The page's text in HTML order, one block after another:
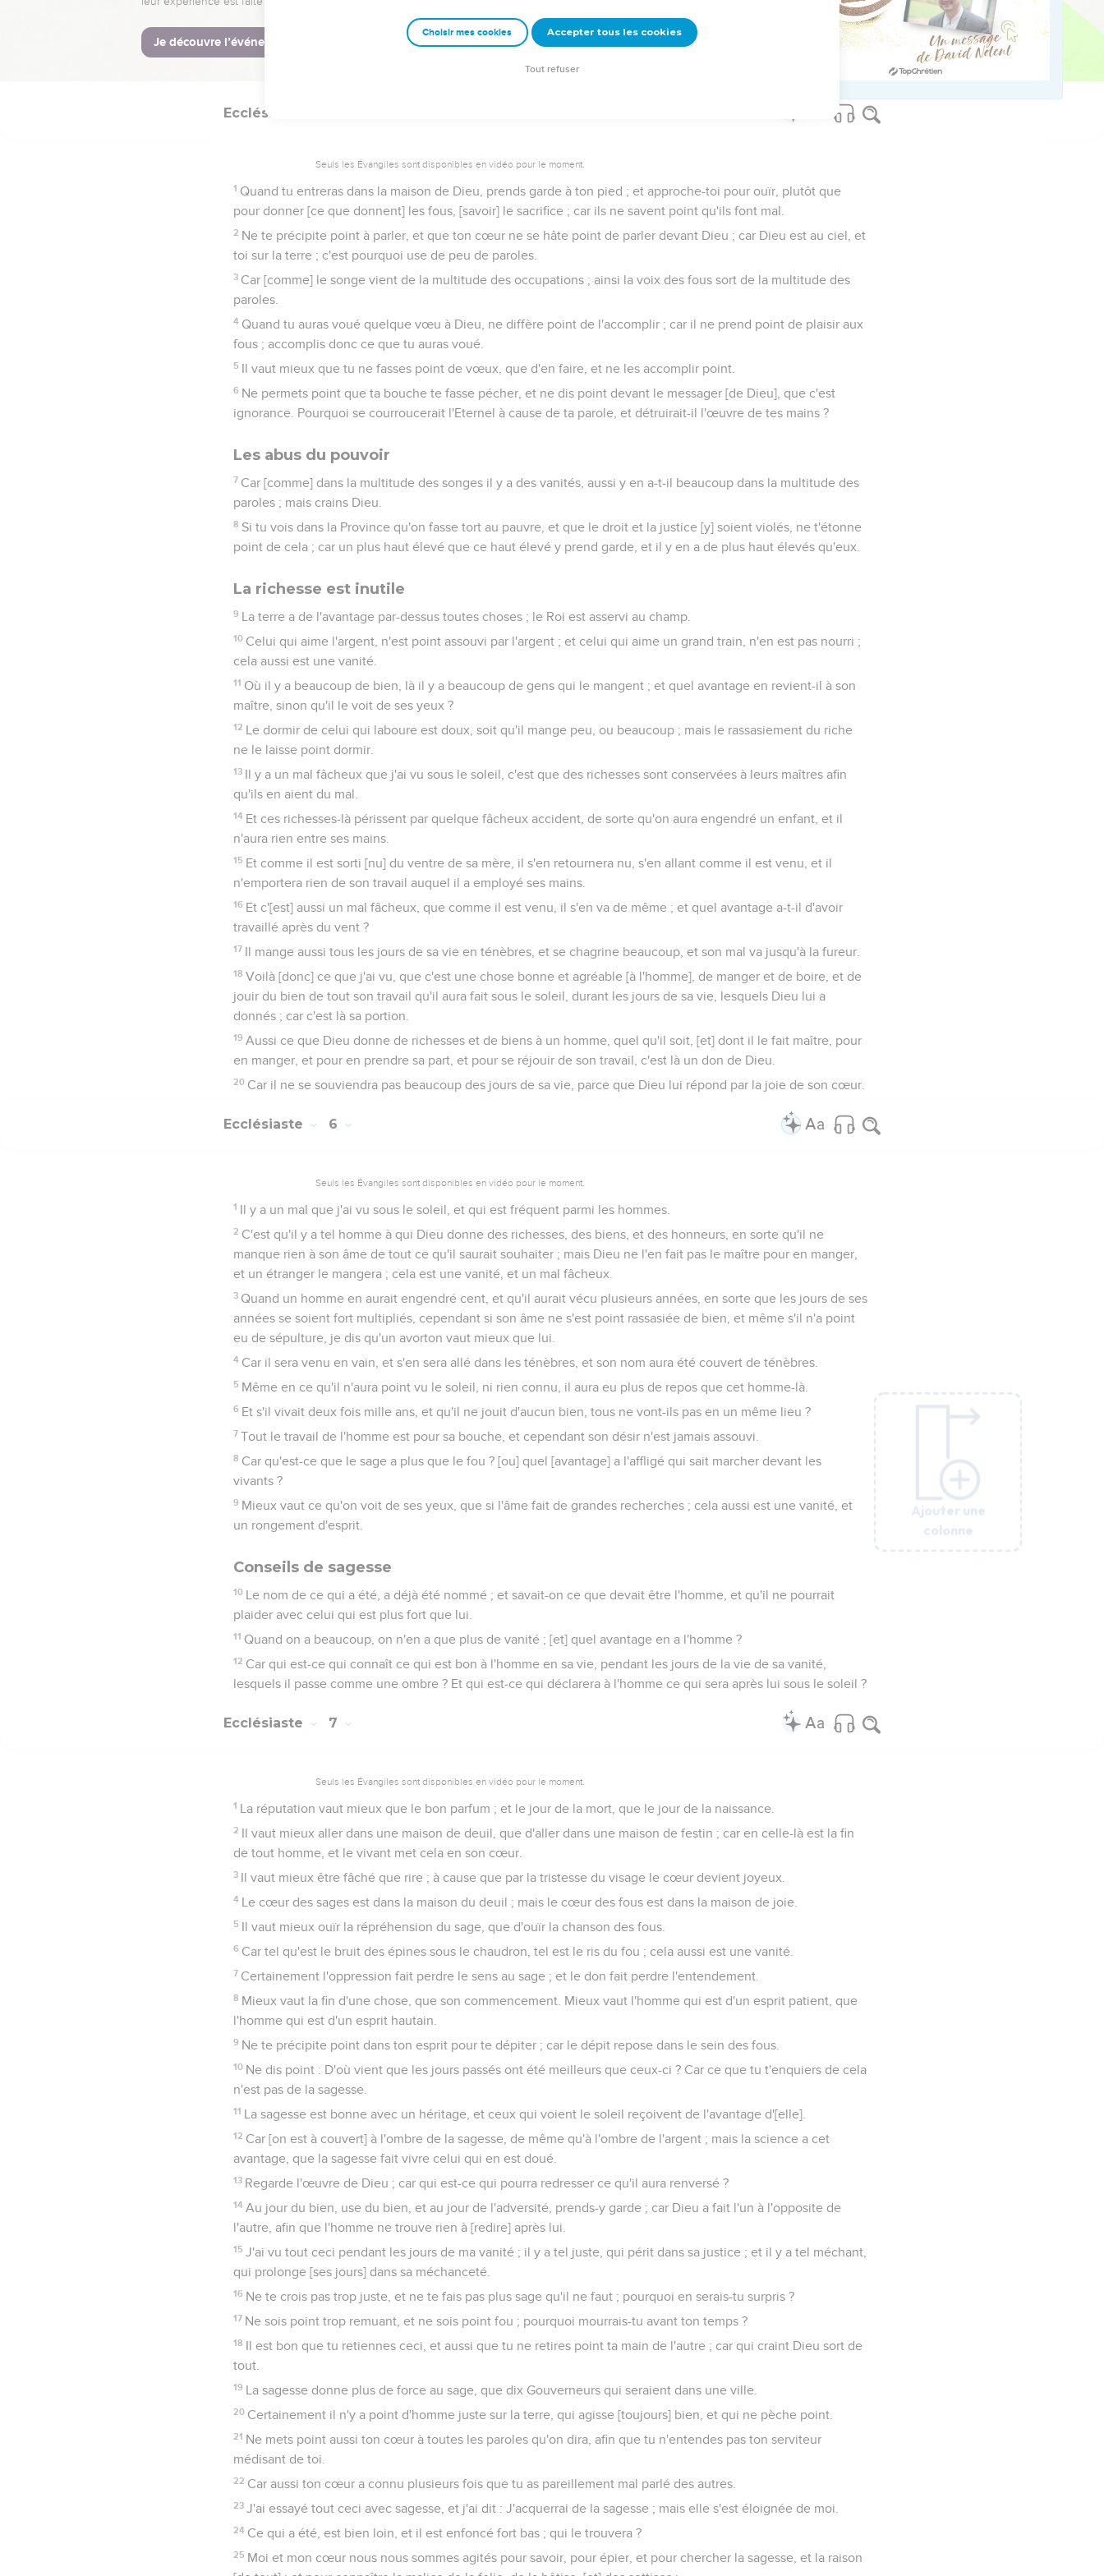
réjouiront point de celui-ci ; certainement cela aussi est une vanité, et un rongement d'esprit.
Ne pas abuser de paroles devant Dieu
Ajouter une
colonne
Ecclésiaste
Seuls les Évangiles sont disponibles en vidéo pour le moment.
1 Quand tu entreras dans la maison de Dieu, prends garde à ton pied ; et approche-toi pour ouïr, plutôt que
pour donner [ce que donnent] les fous, [savoir] le sacrifice ; car ils ne savent point qu'ils font mal.
2 Ne te précipite point à parler, et que ton cœur ne se hâte point de parler devant Dieu ; car Dieu est au ciel, et
toi sur la terre ; c'est pourquoi use de peu de paroles.
3 Car [comme] le songe vient de la multitude des occupations ; ainsi la voix des fous sort de la multitude des
paroles.
4 Quand tu auras voué quelque vœu à Dieu, ne diffère point de l'accomplir ; car il ne prend point de plaisir aux
fous ; accomplis donc ce que tu auras voué.
5 Il vaut mieux que tu ne fasses point de vœux, que d'en faire, et ne les accomplir point.
6 Ne permets point que ta bouche te fasse pécher, et ne dis point devant le messager [de Dieu], que c'est
ignorance. Pourquoi se courroucerait l'Eternel à cause de ta parole, et détruirait-il l'œuvre de tes mains ?
Les abus du pouvoir
7 Car [comme] dans la multitude des songes il y a des vanités, aussi y en a-t-il beaucoup dans la multitude des
paroles ; mais crains Dieu.
8 Si tu vois dans la Province qu'on fasse tort au pauvre, et que le droit et la justice [y] soient violés, ne t'étonne
point de cela ; car un plus haut élevé que ce haut élevé y prend garde, et il y en a de plus haut élevés qu'eux.
La richesse est inutile
9 La terre a de l'avantage par-dessus toutes choses ; le Roi est asservi au champ.
10 Celui qui aime l'argent, n'est point assouvi par l'argent ; et celui qui aime un grand train, n'en est pas nourri ;
cela aussi est une vanité.
11 Où il y a beaucoup de bien, là il y a beaucoup de gens qui le mangent ; et quel avantage en revient-il à son
maître, sinon qu'il le voit de ses yeux ?
12 Le dormir de celui qui laboure est doux, soit qu'il mange peu, ou beaucoup ; mais le rassasiement du riche
ne le laisse point dormir.
13 Il y a un mal fâcheux que j'ai vu sous le soleil, c'est que des richesses sont conservées à leurs maîtres afin
qu'ils en aient du mal.
14 Et ces richesses-là périssent par quelque fâcheux accident, de sorte qu'on aura engendré un enfant, et il
n'aura rien entre ses mains.
15 Et comme il est sorti [nu] du ventre de sa mère, il s'en retournera nu, s'en allant comme il est venu, et il
n'emportera rien de son travail auquel il a employé ses mains.
16 Et c'[est] aussi un mal fâcheux, que comme il est venu, il s'en va de même ; et quel avantage a-t-il d'avoir
travaillé après du vent ?
17 Il mange aussi tous les jours de sa vie en ténèbres, et se chagrine beaucoup, et son mal va jusqu'à la fureur.
18 Voilà [donc] ce que j'ai vu, que c'est une chose bonne et agréable [à l'homme], de manger et de boire, et de
jouir du bien de tout son travail qu'il aura fait sous le soleil, durant les jours de sa vie, lesquels Dieu lui a
donnés ; car c'est là sa portion.
19 Aussi ce que Dieu donne de richesses et de biens à un homme, quel qu'il soit, [et] dont il le fait maître, pour
en manger, et pour en prendre sa part, et pour se réjouir de son travail, c'est là un don de Dieu.
20 Car il ne se souviendra pas beaucoup des jours de sa vie, parce que Dieu lui répond par la joie de son cœur.
Ajouter une
colonne
Ecclésiaste 6
Seuls les Évangiles sont disponibles en vidéo pour le moment.
1 Il y a un mal que j'ai vu sous le soleil, et qui est fréquent parmi les hommes.
2 C'est qu'il y a tel homme à qui Dieu donne des richesses, des biens, et des honneurs, en sorte qu'il ne
manque rien à son âme de tout ce qu'il saurait souhaiter ; mais Dieu ne l'en fait pas le maître pour en manger,
et un étranger le mangera ; cela est une vanité, et un mal fâcheux.
3 Quand un homme en aurait engendré cent, et qu'il aurait vécu plusieurs années, en sorte que les jours de ses
années se soient fort multipliés, cependant si son âme ne s'est point rassasiée de bien, et même s'il n'a point
eu de sépulture, je dis qu'un avorton vaut mieux que lui.
4 Car il sera venu en vain, et s'en sera allé dans les ténèbres, et son nom aura été couvert de ténèbres.
5 Même en ce qu'il n'aura point vu le soleil, ni rien connu, il aura eu plus de repos que cet homme-là.
6 Et s'il vivait deux fois mille ans, et qu'il ne jouit d'aucun bien, tous ne vont-ils pas en un même lieu ?
7 Tout le travail de l'homme est pour sa bouche, et cependant son désir n'est jamais assouvi.
8 Car qu'est-ce que le sage a plus que le fou ? [ou] quel [avantage] a l'affligé qui sait marcher devant les
vivants ?
9 Mieux vaut ce qu'on voit de ses yeux, que si l'âme fait de grandes recherches ; cela aussi est une vanité, et
un rongement d'esprit.
Conseils de sagesse
10 Le nom de ce qui a été, a déjà été nommé ; et savait-on ce que devait être l'homme, et qu'il ne pourrait
plaider avec celui qui est plus fort que lui.
11 Quand on a beaucoup, on n'en a que plus de vanité ; [et] quel avantage en a l'homme ?
12 Car qui est-ce qui connaît ce qui est bon à l'homme en sa vie, pendant les jours de la vie de sa vanité,
lesquels il passe comme une ombre ? Et qui est-ce qui déclarera à l'homme ce qui sera après lui sous le soleil ?
Ajouter une
colonne
Ecclésiaste 7
Seuls les Évangiles sont disponibles en vidéo pour le moment.
1 La réputation vaut mieux que le bon parfum ; et le jour de la mort, que le jour de la naissance.
2 Il vaut mieux aller dans une maison de deuil, que d'aller dans une maison de festin ; car en celle-là est la fin
de tout homme, et le vivant met cela en son cœur.
3 Il vaut mieux être fâché que rire ; à cause que par la tristesse du visage le cœur devient joyeux.
4 Le cœur des sages est dans la maison du deuil ; mais le cœur des fous est dans la maison de joie.
5 Il vaut mieux ouïr la répréhension du sage, que d'ouïr la chanson des fous.
6 Car tel qu'est le bruit des épines sous le chaudron, tel est le ris du fou ; cela aussi est une vanité.
7 Certainement l'oppression fait perdre le sens au sage ; et le don fait perdre l'entendement.
8 Mieux vaut la fin d'une chose, que son commencement. Mieux vaut l'homme qui est d'un esprit patient, que
l'homme qui est d'un esprit hautain.
9 Ne te précipite point dans ton esprit pour te dépiter ; car le dépit repose dans le sein des fous.
10 Ne dis point : D'où vient que les jours passés ont été meilleurs que ceux-ci ? Car ce que tu t'enquiers de cela
n'est pas de la sagesse.
11 La sagesse est bonne avec un héritage, et ceux qui voient le soleil reçoivent de l'avantage d'[elle].
12 Car [on est à couvert] à l'ombre de la sagesse, de même qu'à l'ombre de l'argent ; mais la science a cet
avantage, que la sagesse fait vivre celui qui en est doué.
13 Regarde l'œuvre de Dieu ; car qui est-ce qui pourra redresser ce qu'il aura renversé ?
14 Au jour du bien, use du bien, et au jour de l'adversité, prends-y garde ; car Dieu a fait l'un à l'opposite de
l'autre, afin que l'homme ne trouve rien à [redire] après lui.
15 J'ai vu tout ceci pendant les jours de ma vanité ; il y a tel juste, qui périt dans sa justice ; et il y a tel méchant,
qui prolonge [ses jours] dans sa méchanceté.
16 Ne te crois pas trop juste, et ne te fais pas plus sage qu'il ne faut ; pourquoi en serais-tu surpris ?
17 Ne sois point trop remuant, et ne sois point fou ; pourquoi mourrais-tu avant ton temps ?
18 Il est bon que tu retiennes ceci, et aussi que tu ne retires point ta main de l'autre ; car qui craint Dieu sort de
tout.
19 La sagesse donne plus de force au sage, que dix Gouverneurs qui seraient dans une ville.
20 Certainement il n'y a point d'homme juste sur la terre, qui agisse [toujours] bien, et qui ne pèche point.
21 Ne mets point aussi ton cœur à toutes les paroles qu'on dira, afin que tu n'entendes pas ton serviteur
médisant de toi.
22 Car aussi ton cœur a connu plusieurs fois que tu as pareillement mal parlé des autres.
23 J'ai essayé tout ceci avec sagesse, et j'ai dit : J'acquerrai de la sagesse ; mais elle s'est éloignée de moi.
24 Ce qui a été, est bien loin, et il est enfoncé fort bas ; qui le trouvera ?
25 Moi et mon cœur nous nous sommes agités pour savoir, pour épier, et pour chercher la sagesse, et la raison
Ajouter une
colonne
Ajouter une
colonne
Ajouter une
colonne
Ajouter une
colonne
Choisir mes cookies Accepter tous les cookies
Tout refuser